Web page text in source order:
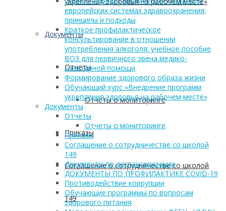
Документы
Отчеты
Отчеты о мониторинге
Приказы
Соглашение о сотрудничестве со школой
149
европейских системах здравоохранения:
принципы и подходы
Краткое профилактическое
консультирование в отношении
употребления алкоголя: учебное пособие
ВОЗ для первичного звена медико-
санитарной помощи
Формирование здорового образа жизни
Обучающий курс «Внедрение программ
укрепления здоровья на рабочем месте»
Документы
Отчеты
Отчеты о мониторинге
Приказы
Соглашение о сотрудничестве со школой
149
Документы по диспансеризации
ДОКУМЕНТЫ ПО ПРОФИЛАКТИКЕ COVID-19
Противодействие коррупции
Обучающие программы по вопросам
здорового питания